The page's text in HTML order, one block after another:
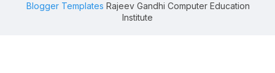
Blogger Templates Rajeev Gandhi Computer Education
Institute